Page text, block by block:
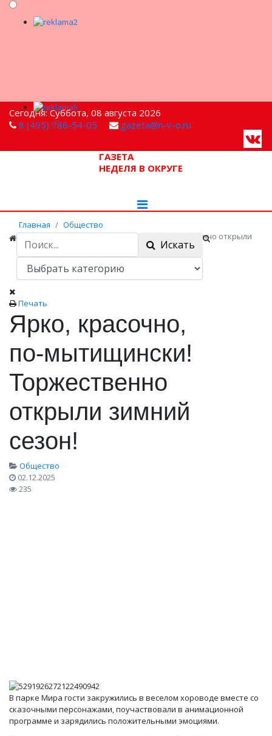
Сегодня: Суббота, 08 августа 2026
8 (495) 786-54-05
gazeta@n-v-o.ru
ГАЗЕТА
НЕДЕЛЯ В ОКРУГЕ
Главная
Общество
Ярко, красочно, по‑мытищински! Торжественно открыли
зимний сезон!
Искать
Печать
Ярко, красочно,
по‑мытищински!
Торжественно
открыли зимний
сезон!
Общество
02.12.2025
235
В парке Мира гости закружились в веселом хороводе вместе со
сказочными персонажами, поучаствовали в анимационной
программе и зарядились положительными эмоциями.